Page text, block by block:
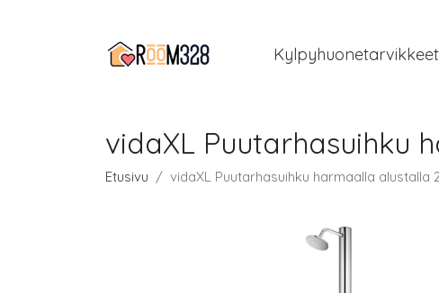
Kylpyhuonetarvikkeet
vidaXL Puutarhasuihku
Etusivu vidaXL Puutarhasuihku harmaalla